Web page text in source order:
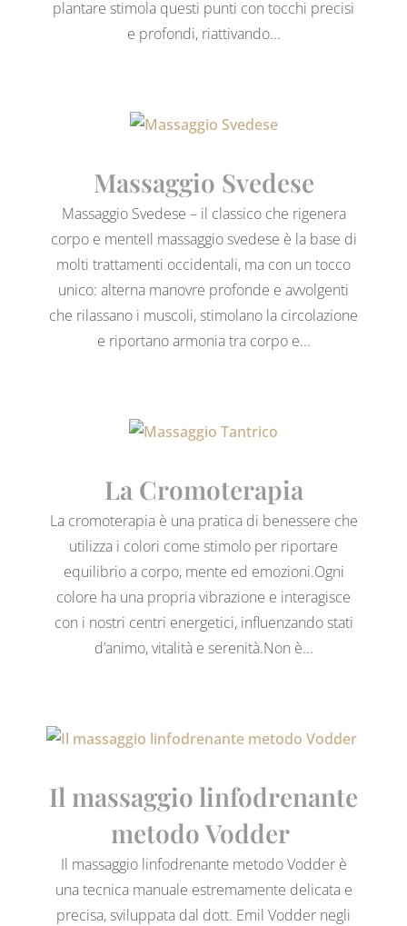
plantare stimola questi punti con tocchi precisi
e profondi, riattivando...
Massaggio Svedese
Massaggio Svedese – il classico che rigenera
corpo e menteIl massaggio svedese è la base di
molti trattamenti occidentali, ma con un tocco
unico: alterna manovre profonde e avvolgenti
che rilassano i muscoli, stimolano la circolazione
e riportano armonia tra corpo e...
La Cromoterapia
La cromoterapia è una pratica di benessere che
utilizza i colori come stimolo per riportare
equilibrio a corpo, mente ed emozioni.Ogni
colore ha una propria vibrazione e interagisce
con i nostri centri energetici, influenzando stati
d’animo, vitalità e serenità.Non è...
Il massaggio linfodrenante
metodo Vodder
Il massaggio linfodrenante metodo Vodder è
una tecnica manuale estremamente delicata e
precisa, sviluppata dal dott. Emil Vodder negli